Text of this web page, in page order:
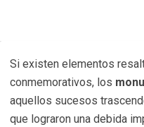
Si existen elementos
conmemorativos, los
aquellos sucesos
que lograron una debida